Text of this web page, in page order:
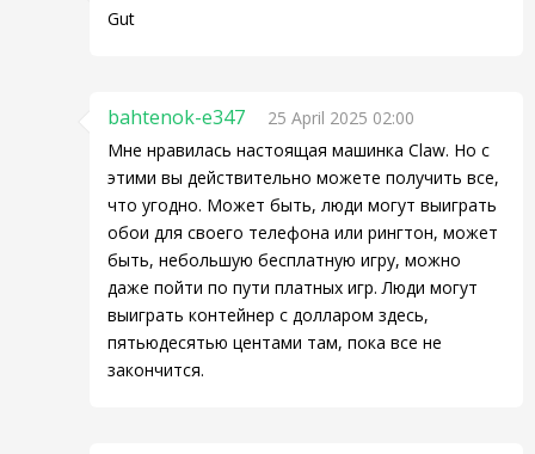
Gut
bahtenok-e347
25 April 2025 02:00
Мне нравилась настоящая машинка Claw. Но с
этими вы действительно можете получить все,
что угодно. Может быть, люди могут выиграть
обои для своего телефона или рингтон, может
быть, небольшую бесплатную игру, можно
даже пойти по пути платных игр. Люди могут
выиграть контейнер с долларом здесь,
пятьюдесятью центами там, пока все не
закончится.